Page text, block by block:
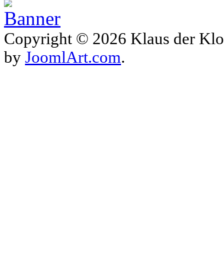
Copyright © 2026 Klaus der
by JoomlArt.com.